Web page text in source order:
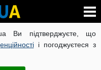
Ви підтверджуєте, що
і погоджуєтеся з
КОРОНАВІРУС В УКРАЇНІ
ЧИТАТЬ НА РУССКОМ